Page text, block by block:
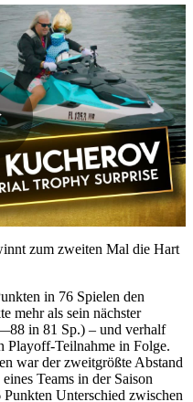
zum zweiten Mal die Hart
in 76 Spielen den
mehr als sein nächster
in 81 Sp.) – und verhalf
Playoff-Teilnahme in Folge.
war der zweitgrößte Abstand
Teams in der Saison
Unterschied zwischen